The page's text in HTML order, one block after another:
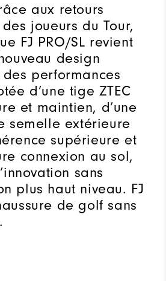
aux retours
joueurs du Tour,
FJ PRO/SL revient
design
performances
d’une tige ZTEC
et maintien, d’une
semelle extérieure
supérieure et
connexion au sol,
sans
plus haut niveau. FJ
de golf sans